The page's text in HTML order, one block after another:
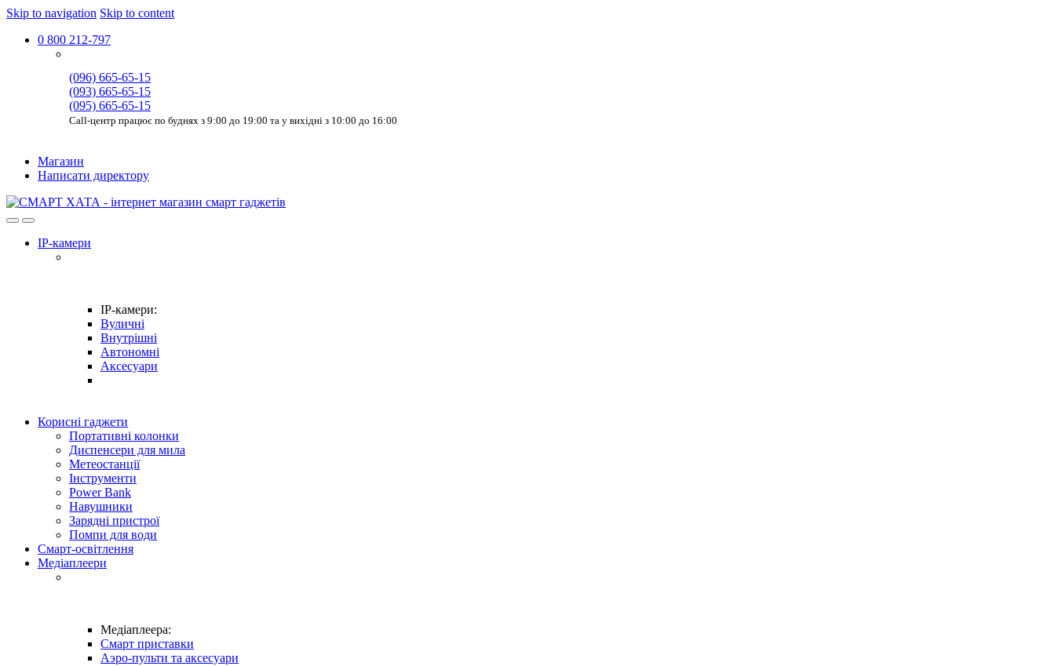
Skip to navigation Skip to content
0 800 212-797
(096) 665-65-15
(093) 665-65-15
(095) 665-65-15
Call-центр працює по буднях з 9:00 до 19:00 та у вихідні з 10:00 до 16:00
Магазин
Написати директору
IP-камери
IP-камери:
Вуличні
Внутрішні
Автономні
Аксесуари
Корисні гаджети
Портативні колонки
Диспенсери для мила
Метеостанції
Інструменти
Power Bank
Навушники
Зарядні пристрої
Помпи для води
Смарт-освітлення
Медіаплеери
Медіаплеера:
Смарт приставки
Аэро-пульти та аксесуари